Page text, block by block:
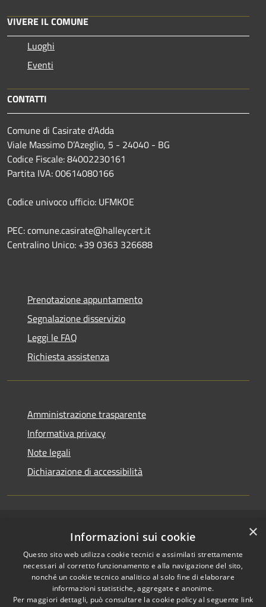
VIVERE IL COMUNE
Luoghi
Eventi
CONTATTI
Comune di Casirate d'Adda
Viale Massimo D’Azeglio, 5 - 24040 - BG
Codice Fiscale: 84002230161
Partita IVA: 00614080166
Codice univoco ufficio: UFMKOE
PEC: comune.casirate@halleycert.it
Centralino Unico: +39 0363 326688
Prenotazione appuntamento
Segnalazione disservizio
Leggi le FAQ
Richiesta assistenza
Amministrazione trasparente
Informativa privacy
Note legali
Dichiarazione di accessibilità
Privacy
Cookie
Mappa del sito
Permessi web -
Copyright © 2026 • Comune di
Casirate d'Adda • Powered by
Municipium•Accesso
redazione
×
Informazioni sui cookie
Questo sito web utilizza cookie tecnici e assimilati strettamente
necessari al corretto funzionamento e alla navigazione del sito,
nonché un cookie tecnico analitico al solo fine di elaborare
informazioni statistiche, aggregate e anonime.
Per maggiori dettagli, può consultare la cookie policy al seguente link